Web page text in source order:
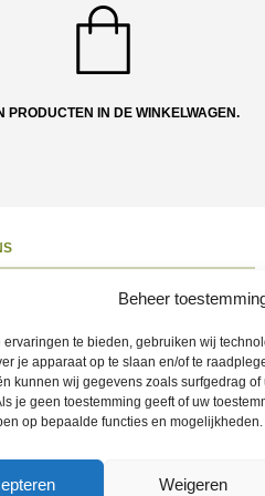
Beheer
ervaringen te bieden, gebruiken wij
je apparaat op te slaan en/of te
kunnen wij gegevens zoals surfgedrag of
je geen toestemming geeft of uw
op bepaalde functies en mogelijkheden.
Weigeren
PRODUCTEN IN DE WINKELWAGEN.
opnemen
op Social